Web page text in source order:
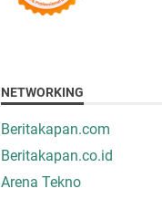
NETWORKING
Beritakapan.com
Beritakapan.co.id
Arena Tekno